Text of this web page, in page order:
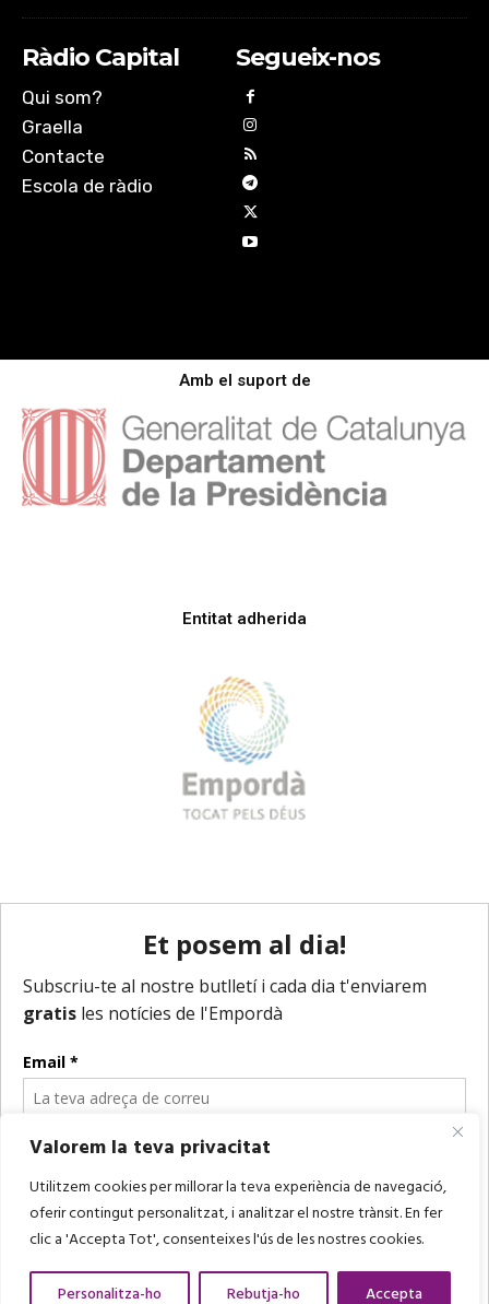
Valorem la teva privacitat
Utilitzem cookies per millorar la teva experiència de navegació,
oferir contingut personalitzat, i analitzar el nostre trànsit. En fer
clic a 'Accepta Tot', consenteixes l'ús de les nostres cookies.
Personalitza-ho Rebutja-ho Accepta
Ràdio Capital
Qui som?
Graella
Contacte
Escola de ràdio
Segueix-nos
Amb el suport de
Entitat adherida